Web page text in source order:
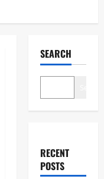
SEARCH
RECENT
POSTS